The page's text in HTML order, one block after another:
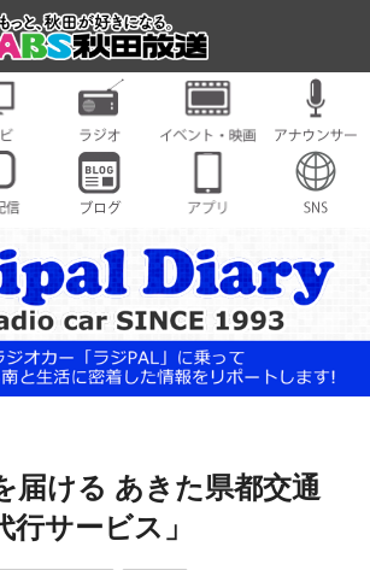
届ける あきた県都交通
行サービス」